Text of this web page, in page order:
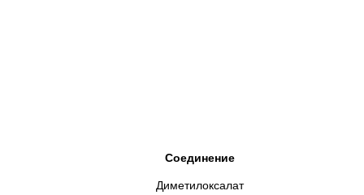
Соединение
Диметилоксалат